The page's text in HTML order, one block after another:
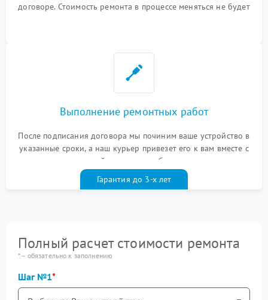
договоре. Стоимость ремонта в процессе меняться не будет
Выполнение ремонтных работ
После подписания договора мы починим ваше устройство в
указанные сроки, а наш курьер привезет его к вам вместе с
гарантийным талоном бесплатно
Гарантия до 3-х лет
Полный расчет стоимости ремонта
* – обязательно к заполнению
Шаг №1